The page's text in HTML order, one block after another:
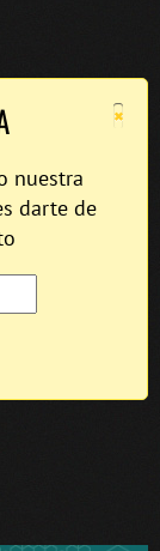
×
nuestra
darte de